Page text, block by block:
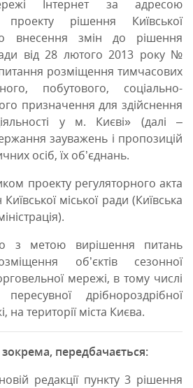
Інтернет за адресою
проекту рішення Київської
внесення змін до рішення
від 28 лютого 2013 року №
розміщення тимчасових
побутового, соціально-
призначення для здійснення
у м. Києві» (далі –
зауважень і пропозицій
осіб, їх об’єднань.
проекту регуляторного акта
міської ради (Київська
з метою вирішення питань
об’єктів сезонної
мережі, в тому числі
дрібнороздрібної
на території міста Києва.
передбачається:
редакції пункту 3 рішення